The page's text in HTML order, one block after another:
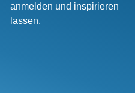
anmelden und inspirieren
lassen.